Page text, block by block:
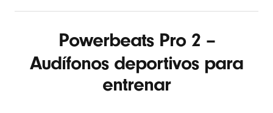
Powerbeats Pro 2 –
Audífonos deportivos para
entrenar